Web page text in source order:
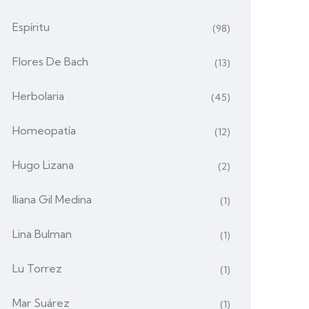
Espíritu (98)
Flores De Bach (13)
Herbolaria (45)
Homeopatía (12)
Hugo Lizana (2)
Iliana Gil Medina (1)
Lina Bulman (1)
Lu Torrez (1)
Mar Suárez (1)